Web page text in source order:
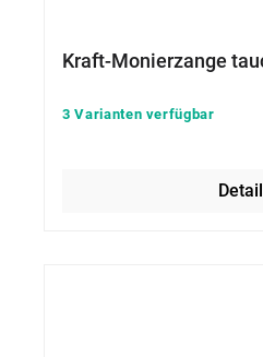
Kraft-Monierzange
3 Varianten verfügbar